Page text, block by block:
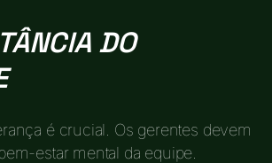
DO
é crucial. Os gerentes devem
estar mental da equipe.